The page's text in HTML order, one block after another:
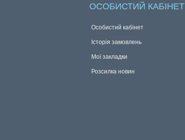
ОСОБИСТИЙ КАБІНЕТ
Особистий кабінет
Історія замовлень
Мої закладки
Розсилка новин